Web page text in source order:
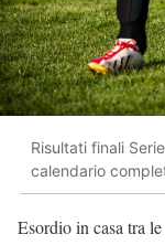
Risultati finali
calendario
Esordio in casa tra